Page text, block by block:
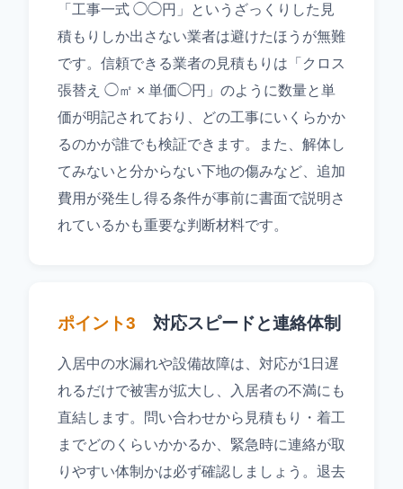
「工事一式 ◯◯円」というざっくりした見
積もりしか出さない業者は避けたほうが無難
です。信頼できる業者の見積もりは「クロス
張替え ◯㎡ × 単価◯円」のように数量と単
価が明記されており、どの工事にいくらかか
るのかが誰でも検証できます。また、解体し
てみないと分からない下地の傷みなど、追加
費用が発生し得る条件が事前に書面で説明さ
れているかも重要な判断材料です。
ポイント3 対応スピードと連絡体制
入居中の水漏れや設備故障は、対応が1日遅
れるだけで被害が拡大し、入居者の不満にも
直結します。問い合わせから見積もり・着工
までどのくらいかかるか、緊急時に連絡が取
りやすい体制かは必ず確認しましょう。退去